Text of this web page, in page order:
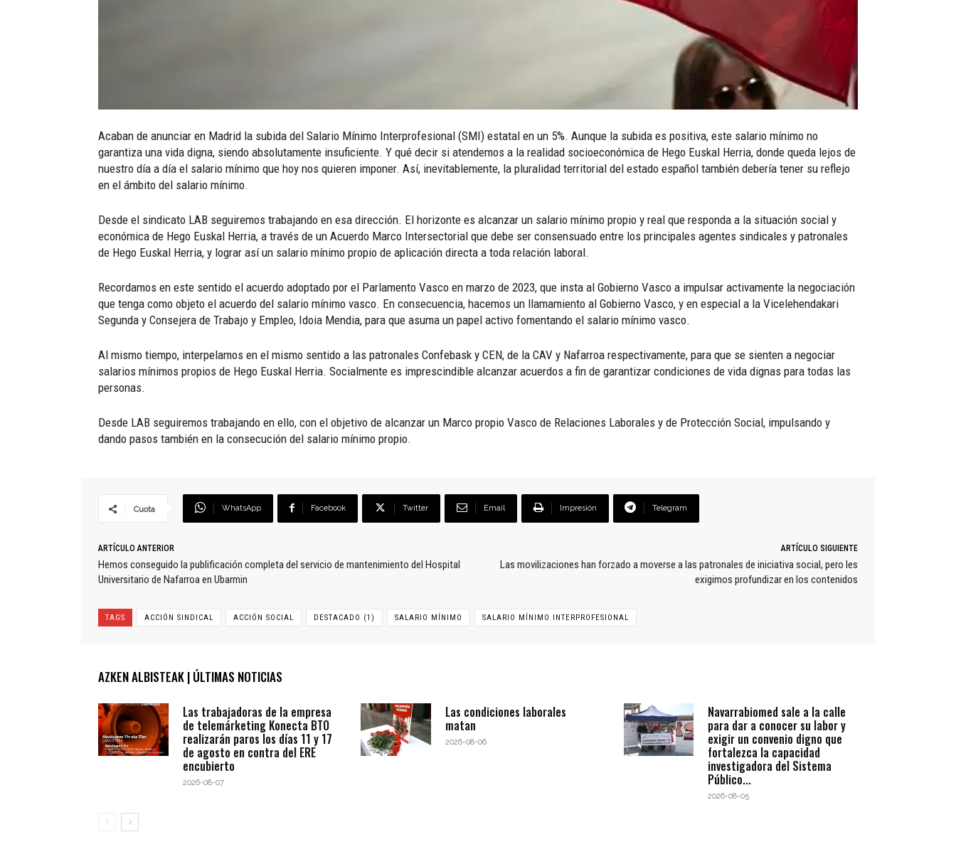
Acaban de anunciar en Madrid la subida del Salario Mínimo Interprofesional (SMI) estatal en un 5%. Aunque la subida es positiva, este salario mínimo no
garantiza una vida digna, siendo absolutamente insuficiente. Y qué decir si atendemos a la realidad socioeconómica de Hego Euskal Herria, donde queda lejos de
nuestro día a día el salario mínimo que hoy nos quieren imponer. Así, inevitablemente, la pluralidad territorial del estado español también debería tener su reflejo
en el ámbito del salario mínimo.
Desde el sindicato LAB seguiremos trabajando en esa dirección. El horizonte es alcanzar un salario mínimo propio y real que responda a la situación social y
económica de Hego Euskal Herria, a través de un Acuerdo Marco Intersectorial que debe ser consensuado entre los principales agentes sindicales y patronales
de Hego Euskal Herria, y lograr así un salario mínimo propio de aplicación directa a toda relación laboral.
Recordamos en este sentido el acuerdo adoptado por el Parlamento Vasco en marzo de 2023, que insta al Gobierno Vasco a impulsar activamente la negociación
que tenga como objeto el acuerdo del salario mínimo vasco. En consecuencia, hacemos un llamamiento al Gobierno Vasco, y en especial a la Vicelehendakari
Segunda y Consejera de Trabajo y Empleo, Idoia Mendia, para que asuma un papel activo fomentando el salario mínimo vasco.
Al mismo tiempo, interpelamos en el mismo sentido a las patronales Confebask y CEN, de la CAV y Nafarroa respectivamente, para que se sienten a negociar
salarios mínimos propios de Hego Euskal Herria. Socialmente es imprescindible alcanzar acuerdos a fin de garantizar condiciones de vida dignas para todas las
personas.
Desde LAB seguiremos trabajando en ello, con el objetivo de alcanzar un Marco propio Vasco de Relaciones Laborales y de Protección Social, impulsando y
dando pasos también en la consecución del salario mínimo propio.
Cuota WhatsApp Facebook Twitter Email Impresión Telegram
ARTÍCULO ANTERIOR
Hemos conseguido la publificación completa del servicio de mantenimiento del Hospital
Universitario de Nafarroa en Ubarmin
ARTÍCULO SIGUIENTE
Las movilizaciones han forzado a moverse a las patronales de iniciativa social, pero les
exigimos profundizar en los contenidos
TAGS ACCIÓN SINDICAL ACCIÓN SOCIAL DESTACADO (1) SALARIO MÍNIMO SALARIO MÍNIMO INTERPROFESIONAL
AZKEN ALBISTEAK | ÚLTIMAS NOTICIAS
Las trabajadoras de la empresa
de telemárketing Konecta BTO
realizarán paros los días 11 y 17
de agosto en contra del ERE
encubierto
2026-08-07
Las condiciones laborales
matan
2026-08-06
Navarrabiomed sale a la calle
para dar a conocer su labor y
exigir un convenio digno que
fortalezca la capacidad
investigadora del Sistema
Público...
2026-08-05